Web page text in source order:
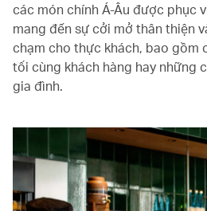
các món chính Á-Âu được phục
mang đến sự cởi mở thân thiện
chạm cho thực khách, bao gồm
tối cùng khách hàng hay những
gia đình.